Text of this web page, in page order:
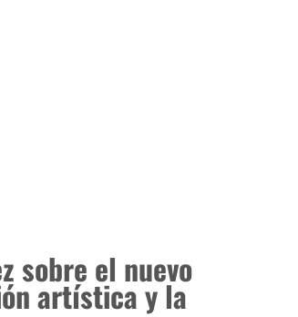
sobre el nuevo
artística y la